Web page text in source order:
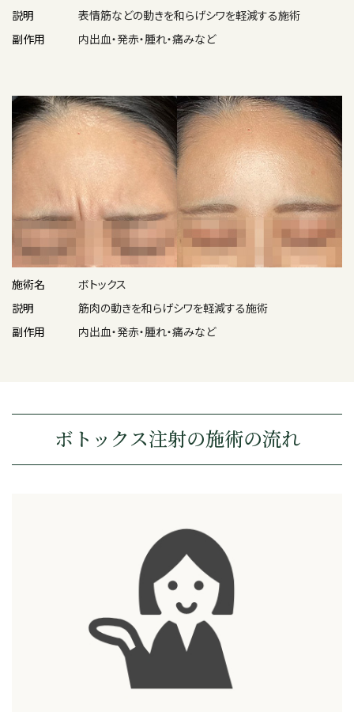
説明
表情筋などの動きを和らげシワを軽減する施術
副作用
内出血・発赤・腫れ・痛みなど
施術名
ボトックス
説明
筋肉の動きを和らげシワを軽減する施術
副作用
内出血・発赤・腫れ・痛みなど
ボトックス注射の施術の流れ